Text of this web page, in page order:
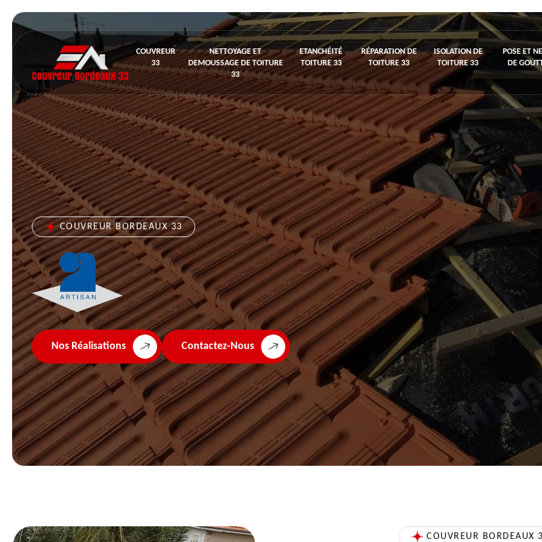
COUVREUR
33
NETTOYAGE ET
DEMOUSSAGE DE TOITURE
33
ETANCHÉITÉ
TOITURE 33
RÉPARATION DE
TOITURE 33
ISOLATION DE
TOITURE 33
POSE ET
DE
COUVREUR BORDEAUX 33
Nos Réalisations Contactez-Nous
COUVREUR BORDEAUX